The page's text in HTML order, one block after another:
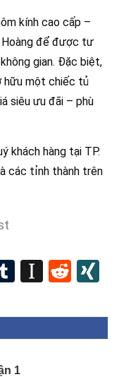
kính cao cấp –
Hoàng để được tư
gian. Đặc biệt,
hữu một chiếc tủ
siêu ưu đãi – phù
khách hàng tại TP.
các tỉnh thành trên
Tumblr
1